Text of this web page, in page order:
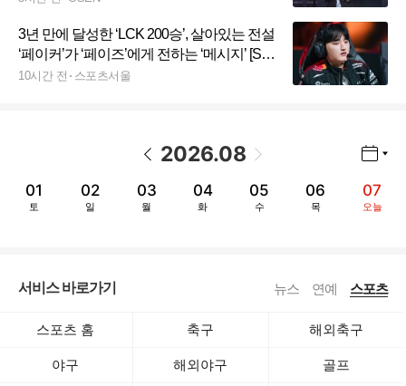
3년 만에 달성한 ‘LCK 200승’, 살아있는 전설
‘페이커’가 ‘페이즈’에게 전하는 ‘메시지’ [SS
시선집중]
10시간 전 스포츠서울
2026.08
01
토
02
일
03
월
04
화
05
수
06
목
07
오늘
서비스 바로가기 뉴스 연예 스포츠
스포츠 홈 축구 해외축구
야구 해외야구 골프